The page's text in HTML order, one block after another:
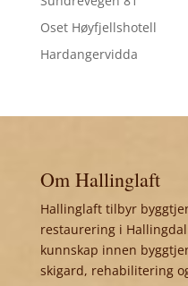
Oset Høyfjellshotell
Hardangervidda
Om Hallinglaft
Hallinglaft tilbyr
restaurering i
kunnskap innen
skigard, rehabilitering